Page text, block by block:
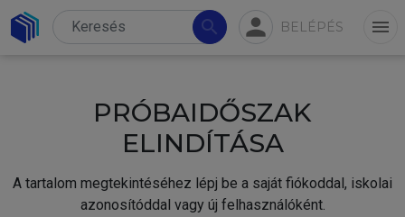
search person BELÉPÉS menu
PRÓBAIDŐSZAK
ELINDÍTÁSA
A tartalom megtekintéséhez lépj be a saját fiókoddal, iskolai
azonosítóddal vagy új felhasználóként.